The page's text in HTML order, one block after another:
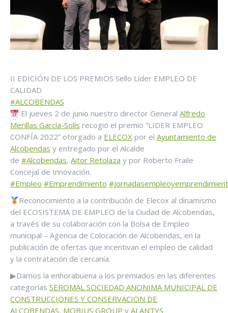
II EDICIÓN DE LOS PREMIOS Sello Líder EMPLEO DE
CALIDAD
#ALCOBENDAS
El jueves 2 de junio nuestro director GeneralAlfredo
Merillas García-Solís recogió el premio “LIDER EMPLEO
CONFÍA 2022” otorgado a ELECOX por el Ayuntamiento de
Alcobendas y entregado por el Alcalde
de #Alcobendas, Aitor Retolaza y por Roberto Fraile
Concejal de Innovación.
#Empleo #Emprendimiento
Reconocimiento a la contribución de Elecox al dinamismo
del ECOSISTEMA DE EMPLEO de la Ciudad de Alcobendas,
a través de su colaboración con la Bolsa de Empleo
municipal – Agencia de Colocación de Alcobendas, en la
publicación de ofertas que incentivan el empleo de calidad
y la contratación de cercanía.
▶Damos la enhorabuena a los premiados en las diferentes
categorías SEROMAL SOCIEDAD ANONIMA MUNICIPAL DE
CONSTRUCCIONES Y CONSERVACION DE
ALCOBENDAS, MOBIUS GROUP y ALANTYS